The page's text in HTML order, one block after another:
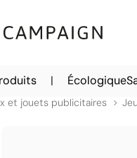
| Écologique
et jouets publicitaires